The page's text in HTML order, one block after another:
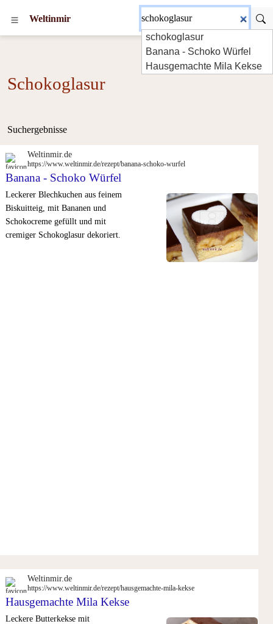
Weltinmir
Schokoglasur
Suchergebnisse
Weltinmir.de
https://www.weltinmir.de/rezept/banana-schoko-wurfel
Banana - Schoko Würfel
Leckerer Blechkuchen aus feinem
Biskuitteig, mit Bananen und
Schokocreme gefüllt und mit
cremiger Schokoglasur dekoriert.
Weltinmir.de
https://www.weltinmir.de/rezept/hausgemachte-mila-kekse
Hausgemachte Mila Kekse
Leckere Butterkekse mit
schokoglasur
Banana - Schoko Würfel
Hausgemachte Mila Kekse